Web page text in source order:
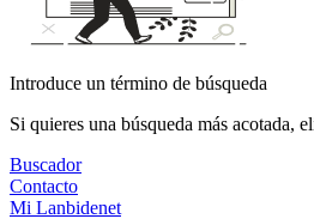
Introduce un término de búsqueda
Si quieres una búsqueda más acotada,
Buscador
Contacto
Mi Lanbidenet